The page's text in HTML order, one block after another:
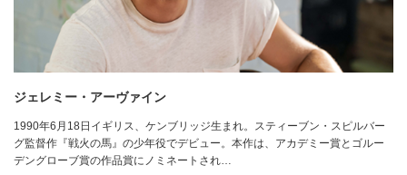
ジェレミー・アーヴァイン
1990年6月18日イギリス、ケンブリッジ生まれ。スティーブン・スピルバー
グ監督作『戦火の馬』の少年役でデビュー。本作は、アカデミー賞とゴルー
デングローブ賞の作品賞にノミネートされ…